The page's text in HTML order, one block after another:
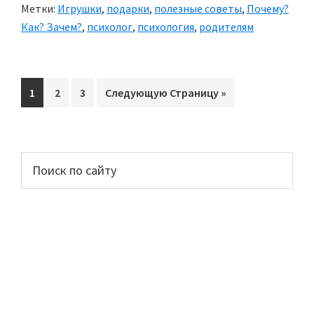
Метки: Игрушки, подарки, полезные советы, Почему?
Как? Зачем?, психолог, психология, родителям
Перейти
на
1
Перейти
2
Перейти
3
Перейти
Следующую Страницу »
Основной
сайдбар